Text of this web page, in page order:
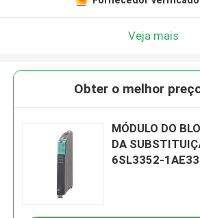
Veja mais
Obter o melhor
MÓDULO DO
DA
6SL3352-